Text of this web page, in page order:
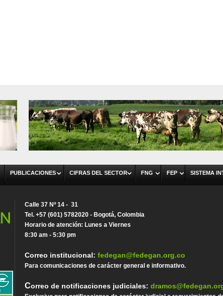
PUBLICACIONES CIFRAS DEL SECTOR FNG FEP SISTEMA
Calle 37 Nº 14 - 31
Tel. +57 (601) 5782020 - Bogotá, Colombia
Horario de atención: Lunes a Viernes
8:30 am - 5:30 pm
Correo institucional:fedegan@fedegan.org.co
Para comunicaciones de carácter general e informativo.
Correo de notificaciones judiciales: